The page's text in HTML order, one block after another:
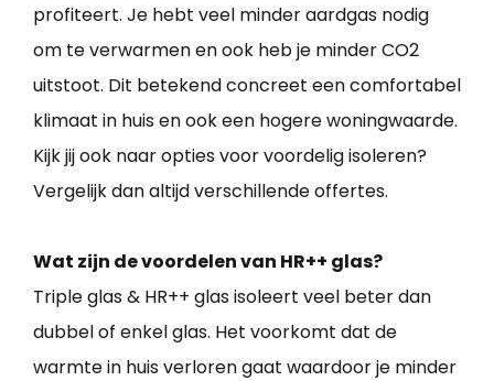
profiteert. Je hebt veel minder aardgas nodig
om te verwarmen en ook heb je minder CO2
uitstoot. Dit betekend concreet een comfortabel
klimaat in huis en ook een hogere woningwaarde.
Kijk jij ook naar opties voor voordelig isoleren?
Vergelijk dan altijd verschillende offertes.
Wat zijn de voordelen van HR++ glas?
Triple glas & HR++ glas isoleert veel beter dan
dubbel of enkel glas. Het voorkomt dat de
warmte in huis verloren gaat waardoor je minder